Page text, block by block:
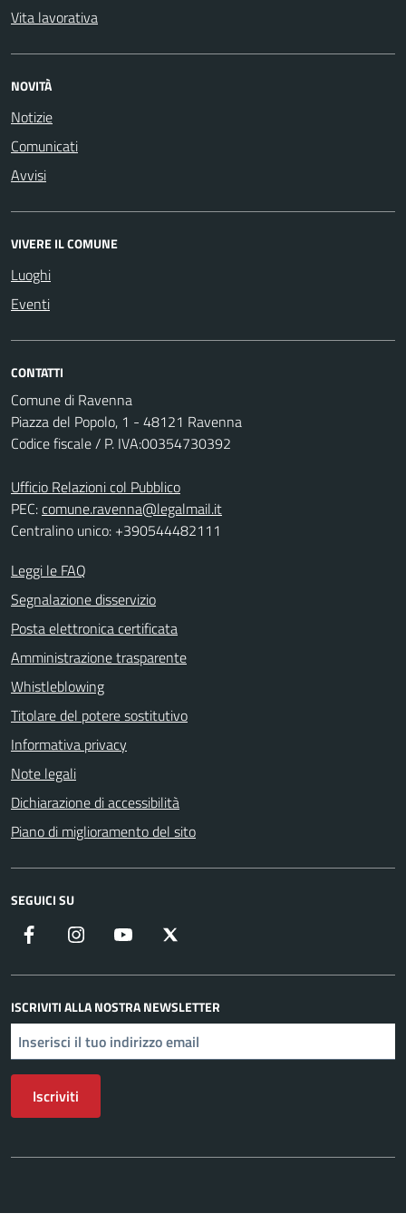
Vita lavorativa
NOVITÀ
Notizie
Comunicati
Avvisi
VIVERE IL COMUNE
Luoghi
Eventi
CONTATTI
Comune di Ravenna
Piazza del Popolo, 1 - 48121 Ravenna
Codice fiscale / P. IVA:00354730392
Ufficio Relazioni col Pubblico
PEC:comune.ravenna@legalmail.it
Centralino unico: +390544482111
Leggi le FAQ
Segnalazione disservizio
Posta elettronica certificata
Amministrazione trasparente
Whistleblowing
Titolare del potere sostitutivo
Informativa privacy
Note legali
Dichiarazione di accessibilità
Piano di miglioramento del sito
SEGUICI SU
Facebook Instagram YouTube
ISCRIVITI ALLA NOSTRA NEWSLETTER